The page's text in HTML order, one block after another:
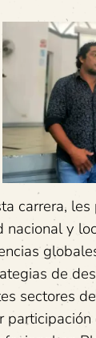
carrera, les
y
de
sectores